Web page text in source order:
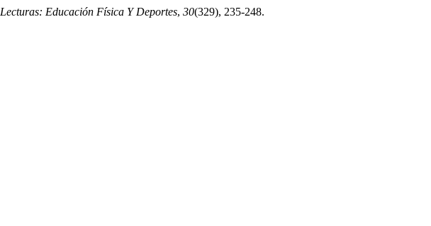
Lecturas: Educación Física Y Deportes, 30(329), 235-248.